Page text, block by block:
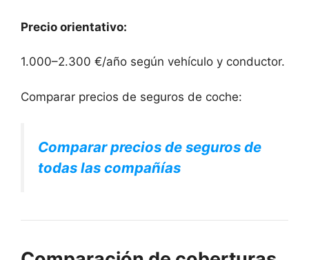
Precio orientativo:
1.000–2.300 €/año según vehículo y conductor.
Comparar precios de seguros de coche:
Comparar precios de seguros de
todas las compañías